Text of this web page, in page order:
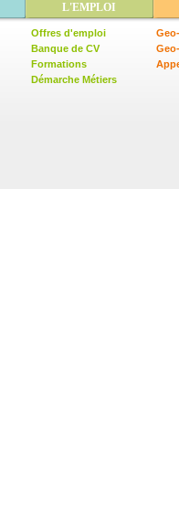
L'EMPLOI
Offres d'emploi
Banque de CV
Formations
Démarche Métiers